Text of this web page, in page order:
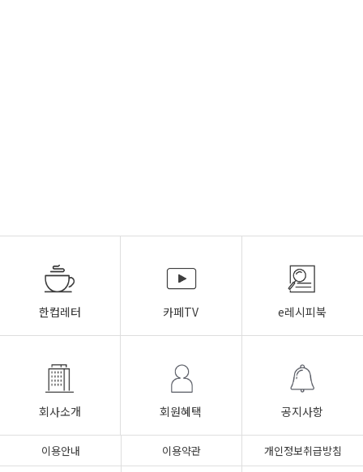
한컵레터 카페TV e레시피북
회사소개 회원혜택 공지사항
이용안내 이용약관
개인정보취급방침